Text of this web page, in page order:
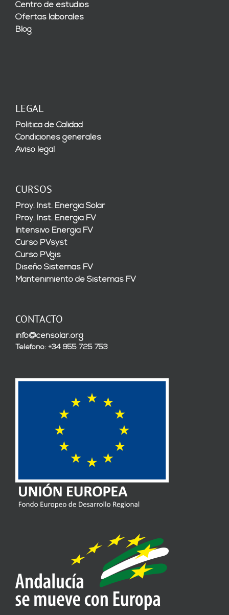
Centro de estudios
Ofertas laborales
Blog
LEGAL
Política de Calidad
Condiciones generales
Aviso legal
CURSOS
Proy. Inst. Energía Solar
Proy. Inst. Energía FV
Intensivo Energía FV
Curso PVsyst
Curso PVgis
Diseño Sistemas FV
Mantenimiento de Sistemas FV
CONTACTO
info@censolar.org
Teléfono: +34 955 725 753